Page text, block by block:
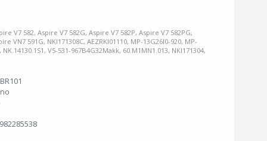
V7 582, Aspire V7 582G, Aspire V7 582P, Aspire V7 582PG,
VN7 591G, NKI171308C, AEZRKI01110, MP-13G26I0-920, MP-
V5-531-967B4G32Makk, 60.M1MN1.013, NKI171304,